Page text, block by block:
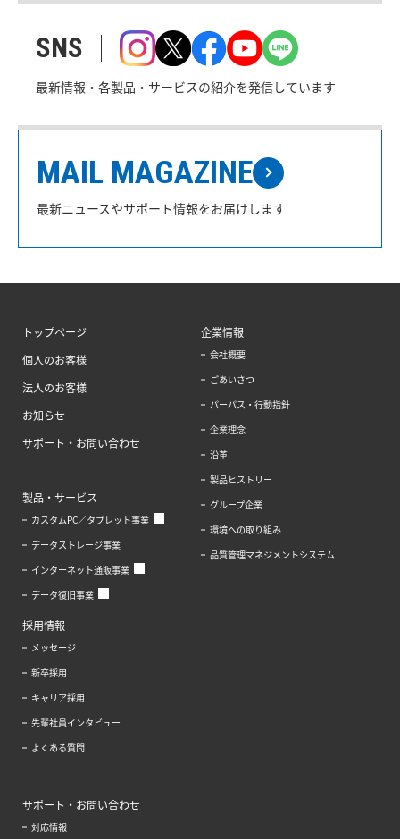
SNS
最新情報・各製品・サービスの紹介を発信しています
MAIL MAGAZINE
最新ニュースやサポート情報をお届けします
トップページ
個人のお客様
法人のお客様
お知らせ
サポート・お問い合わせ
製品・サービス
カスタムPC／タブレット事業
データストレージ事業
インターネット通販事業
データ復旧事業
企業情報
会社概要
ごあいさつ
パーパス・行動指針
企業理念
沿革
製品ヒストリー
グループ企業
環境への取り組み
品質管理マネジメントシステム
採用情報
メッセージ
新卒採用
キャリア採用
先輩社員インタビュー
よくある質問
サポート・お問い合わせ
対応情報